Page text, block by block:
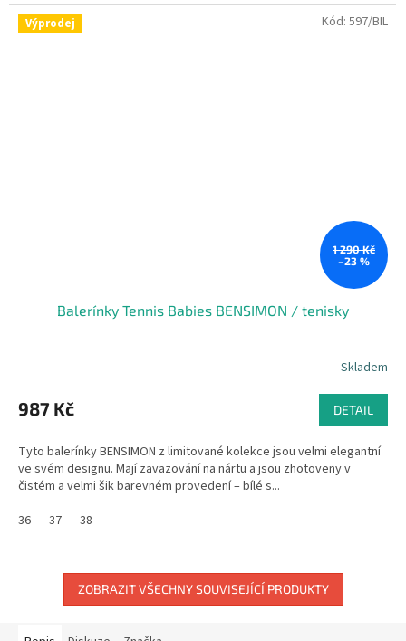
Výprodej
1 290 Kč
–23 %
Balerínky Tennis Babies BENSIMON / tenisky
Skladem
987 Kč DETAIL
Tyto balerínky BENSIMON z limitované kolekce jsou velmi elegantní
ve svém designu. Mají zavazování na nártu a jsou zhotoveny v
čistém a velmi šik barevném provedení – bílé s...
36
37 38
Kód: 597/BIL
ZOBRAZIT VŠECHNY SOUVISEJÍCÍ PRODUKTY